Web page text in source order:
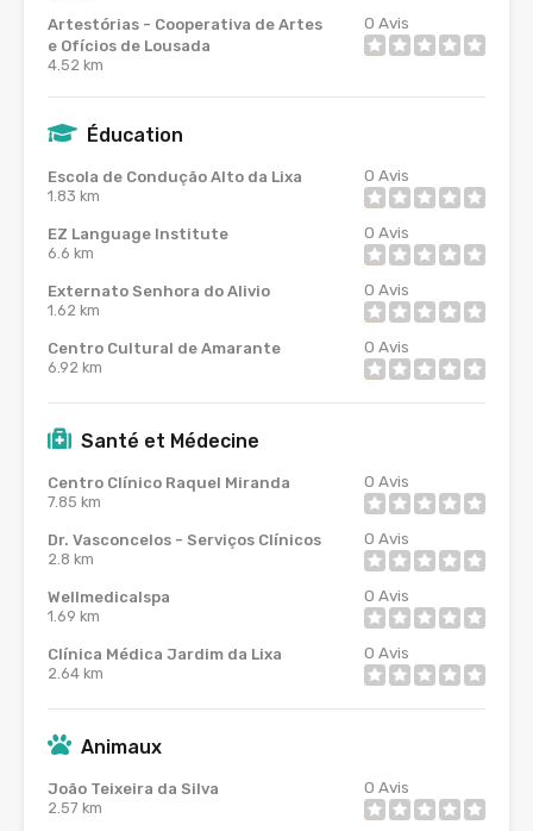
Artestórias - Cooperativa de Artes
e Ofícios de Lousada
4.52 km
0 Avis
Éducation
Escola de Condução Alto da Lixa
1.83 km
0 Avis
EZ Language Institute
6.6 km
0 Avis
Externato Senhora do Alivio
1.62 km
0 Avis
Centro Cultural de Amarante
6.92 km
0 Avis
Santé et Médecine
Centro Clínico Raquel Miranda
7.85 km
0 Avis
Dr. Vasconcelos - Serviços Clínicos
2.8 km
0 Avis
Wellmedicalspa
1.69 km
0 Avis
Clínica Médica Jardim da Lixa
2.64 km
0 Avis
Animaux
João Teixeira da Silva
2.57 km
0 Avis